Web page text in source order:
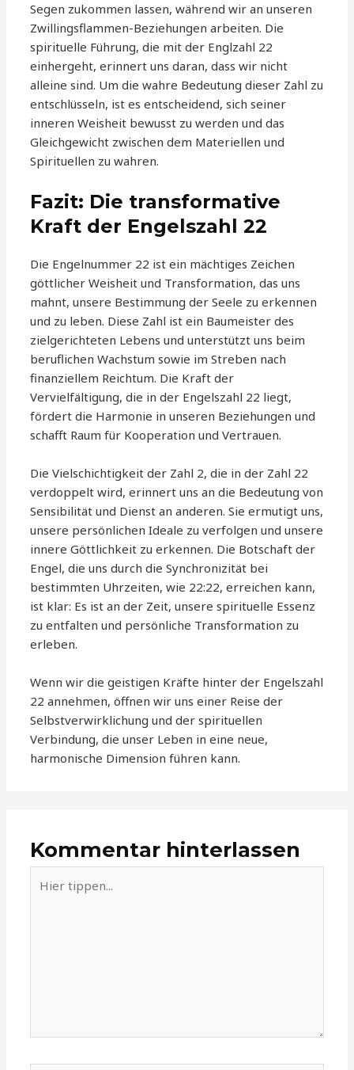
Segen zukommen lassen, während wir an unseren
Zwillingsflammen-Beziehungen arbeiten. Die
spirituelle Führung, die mit der Englzahl 22
einhergeht, erinnert uns daran, dass wir nicht
alleine sind. Um die wahre Bedeutung dieser Zahl zu
entschlüsseln, ist es entscheidend, sich seiner
inneren Weisheit bewusst zu werden und das
Gleichgewicht zwischen dem Materiellen und
Spirituellen zu wahren.
Fazit: Die transformative
Kraft der Engelszahl 22
Die Engelnummer 22 ist ein mächtiges Zeichen
göttlicher Weisheit und Transformation, das uns
mahnt, unsere Bestimmung der Seele zu erkennen
und zu leben. Diese Zahl ist ein Baumeister des
zielgerichteten Lebens und unterstützt uns beim
beruflichen Wachstum sowie im Streben nach
finanziellem Reichtum. Die Kraft der
Vervielfältigung, die in der Engelszahl 22 liegt,
fördert die Harmonie in unseren Beziehungen und
schafft Raum für Kooperation und Vertrauen.
Die Vielschichtigkeit der Zahl 2, die in der Zahl 22
verdoppelt wird, erinnert uns an die Bedeutung von
Sensibilität und Dienst an anderen. Sie ermutigt uns,
unsere persönlichen Ideale zu verfolgen und unsere
innere Göttlichkeit zu erkennen. Die Botschaft der
Engel, die uns durch die Synchronizität bei
bestimmten Uhrzeiten, wie 22:22, erreichen kann,
ist klar: Es ist an der Zeit, unsere spirituelle Essenz
zu entfalten und persönliche Transformation zu
erleben.
Wenn wir die geistigen Kräfte hinter der Engelszahl
22 annehmen, öffnen wir uns einer Reise der
Selbstverwirklichung und der spirituellen
Verbindung, die unser Leben in eine neue,
harmonische Dimension führen kann.
Kommentar hinterlassen
tippen...